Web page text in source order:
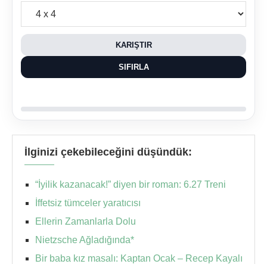
KARIŞTIR
SIFIRLA
İlginizi çekebileceğini düşündük:
“İyilik kazanacak!” diyen bir roman: 6.27 Treni
İffetsiz tümceler yaratıcısı
Ellerin Zamanlarla Dolu
Nietzsche Ağladığında*
Bir baba kız masalı: Kaptan Ocak – Recep Kayalı